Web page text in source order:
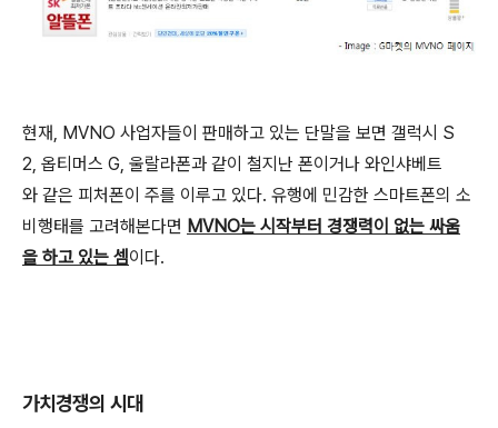
현재, MVNO 사업자들이 판매하고 있는 단말을 보면 갤럭시 S
2, 옵티머스 G, 울랄라폰과 같이 철지난 폰이거나 와인샤베트
와 같은 피처폰이 주를 이루고 있다. 유행에 민감한 스마트폰의 소
비행태를 고려해본다면 MVNO는 시작부터 경쟁력이 없는 싸움
을 하고 있는 셈이다.
가치경쟁의 시대